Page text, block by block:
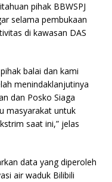
pihak BBWSPJ
selama pembukaan
di kawasan DAS
balai dan kami
menindaklanjutinya
dan Posko Siaga
masyarakat untuk
saat ini,” jelas
data yang diperoleh
air waduk Bilibili